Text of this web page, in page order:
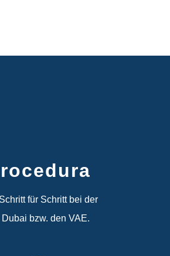
für Schritt bei der
bzw. den VAE.